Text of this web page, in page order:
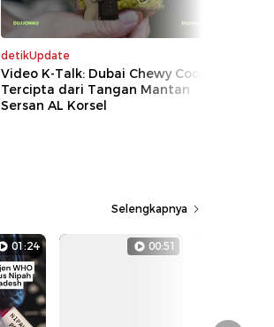
detikUpdate
Video K-Talk: Dubai Chewy Cookie
Tercipta dari Tangan Mantan
Sersan AL Korsel
Selengkapnya
01:24 00:51